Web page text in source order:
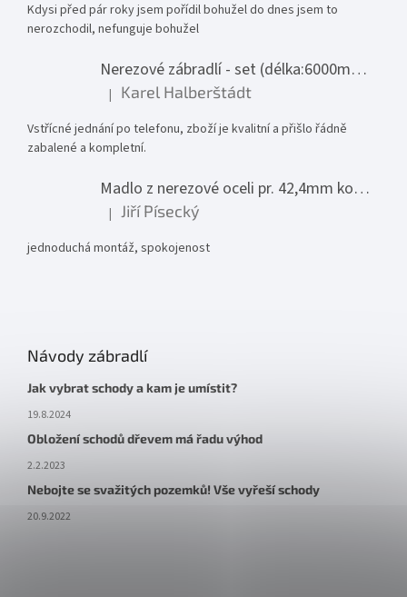
Kdysi před pár roky jsem pořídil bohužel do dnes jsem to
nerozchodil, nefunguje bohužel
Nerezové zábradlí - set (délka:6000mm x výška:1000mm)
Hodnocení produktu je 5 z 5 hvězdiček.
| Karel Halberštádt
Vstřícné jednání po telefonu, zboží je kvalitní a přišlo řádně
zabalené a kompletní.
Madlo z nerezové oceli pr. 42,4mm komplet - model 0116 - 3000mm
Hodnocení produktu je 5 z 5 hvězdiček.
| Jiří Písecký
jednoduchá montáž, spokojenost
Návody zábradlí
Jak vybrat schody a kam je umístit?
19.8.2024
Obložení schodů dřevem má řadu výhod
2.2.2023
Nebojte se svažitých pozemků! Vše vyřeší schody
20.9.2022